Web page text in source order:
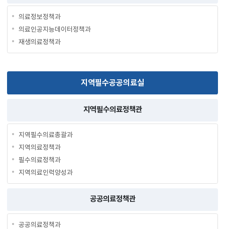
의료정보정책과
의료인공지능데이터정책과
재생의료정책과
지역필수공공의료실
지역필수의료정책관
지역필수의료총괄과
지역의료정책과
필수의료정책과
지역의료인력양성과
공공의료정책관
공공의료정책과